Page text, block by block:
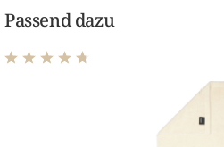
Passend dazu
Durchschnittliche Bewertung